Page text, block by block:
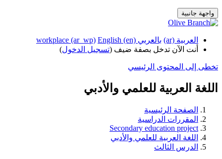
واجهة جانبية
العربية ‎(ar)‎ بالعربي workplace ‎(ar_wp)‎ English ‎(en)‎
أنت الآن تدخل بصفة ضيف (تسجيل الدخول)
تخطى إلى المحتوى الرئيسي
اللغة العربية للعلمي والأدبي
الصفحة الرئيسية
المقررات الدراسية
Secondary education project
اللغة العربية للعلمي والأدبي
الدرس الثالث